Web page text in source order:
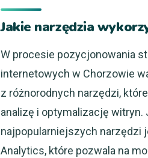
Jakie narzędzia
W procesie pozycjonowania
internetowych w Chorzowie
z różnorodnych narzędzi,
analizę i optymalizację witryn.
najpopularniejszych narzędzi
Analytics, które pozwala na